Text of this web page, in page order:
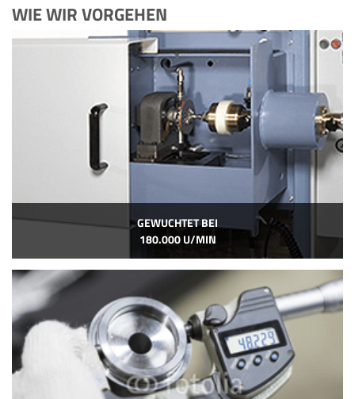
WIE WIR VORGEHEN
GEWUCHTET BEI
180.000 U/MIN